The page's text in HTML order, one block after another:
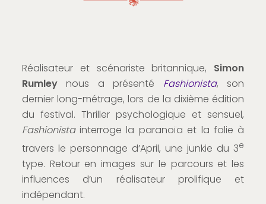
Réalisateur et scénariste britannique, Simon
Rumleynous a présenté Fashionista, son
dernier long-métrage, lors de la dixième édition
du festival. Thriller psychologique et sensuel,
Fashionistainterroge la paranoïa et la folie à
travers le personnage d’April, une junkie du 3e
type. Retour en images sur le parcours et les
influences d’un réalisateur prolifique et
indépendant.